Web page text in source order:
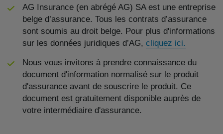
AG Insurance (en abrégé AG) SA est une entreprise
belge d’assurance. Tous les contrats d’assurance
sont soumis au droit belge. Pour plus d'informations
sur les données juridiques d’AG, cliquez ici.
Nous vous invitons à prendre connaissance du
document d'information normalisé sur le produit
d'assurance avant de souscrire le produit. Ce
document est gratuitement disponible auprès de
votre intermédiaire d'assurance.